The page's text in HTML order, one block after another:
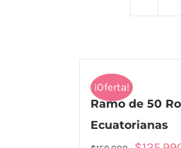
¡Oferta!
Ramo de 50
Ecuatorianas
El